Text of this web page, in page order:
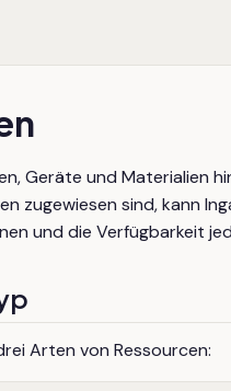
Geräte und Materialien
zugewiesen sind, kann
und die Verfügbarkeit
Arten von Ressourcen: